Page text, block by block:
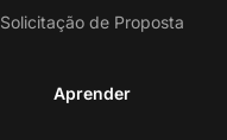
Solicitação de Proposta
Aprender